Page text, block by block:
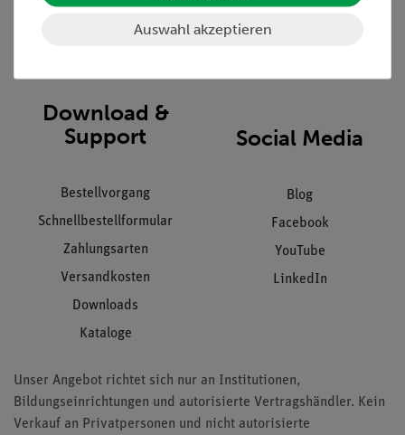
Datenschutz
Impressum
Download &
Support
Bestellvorgang
Schnellbestellformular
Zahlungsarten
Versandkosten
Downloads
Kataloge
Social Media
Blog
Facebook
YouTube
LinkedIn
Unser Angebot richtet sich nur an Institutionen,
Bildungseinrichtungen und autorisierte Vertragshändler. Kein
Verkauf an Privatpersonen und nicht autorisierte
Auswahl akzeptieren